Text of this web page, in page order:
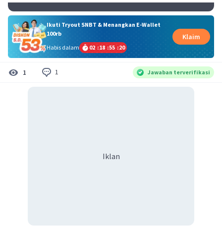
Ikuti Tryout SNBT & Menangkan E-Wallet
100rb
Habis dalam
02 :18 :55 :19
Klaim
1 1 Jawaban terverifikasi
Iklan